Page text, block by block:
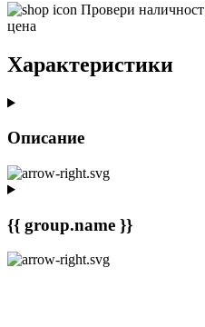
Провери наличност
цена
Характеристики
Описание
{{ group.name }}